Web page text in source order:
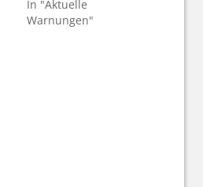
In "Aktuelle
Warnungen"